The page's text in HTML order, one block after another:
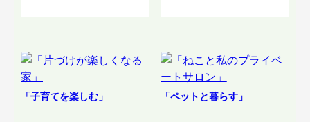
「子育てを楽しむ」 「ペットと暮らす」